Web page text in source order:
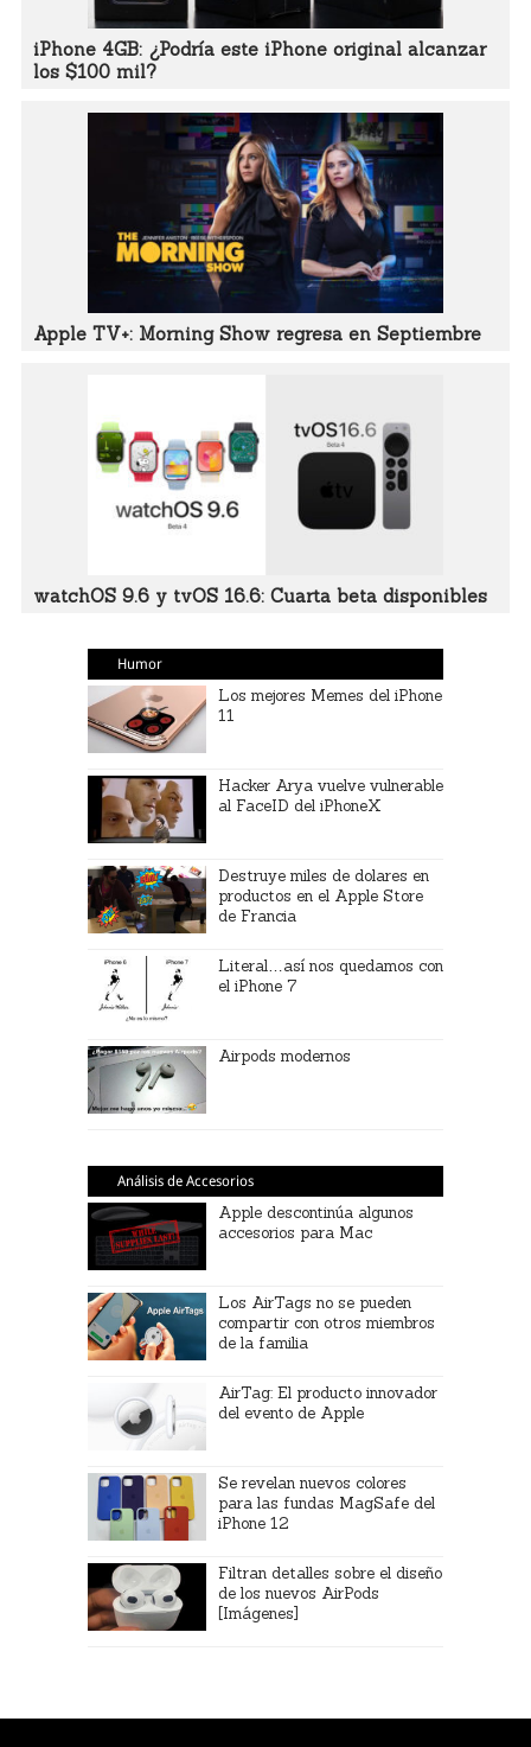
iPhone 4GB: ¿Podría este iPhone original alcanzar
los $100 mil?
Apple TV+: Morning Show regresa en Septiembre
watchOS 9.6 y tvOS 16.6: Cuarta beta disponibles
Humor
Los mejores Memes del iPhone
11
Hacker Arya vuelve vulnerable
al FaceID del iPhoneX
Destruye miles de dolares en
productos en el Apple Store
de Francia
Literal…así nos quedamos con
el iPhone 7
Airpods modernos
Análisis de Accesorios
Apple descontinúa algunos
accesorios para Mac
Los AirTags no se pueden
compartir con otros miembros
de la familia
AirTag: El producto innovador
del evento de Apple
Se revelan nuevos colores
para las fundas MagSafe del
iPhone 12
Filtran detalles sobre el diseño
de los nuevos AirPods
[Imágenes]